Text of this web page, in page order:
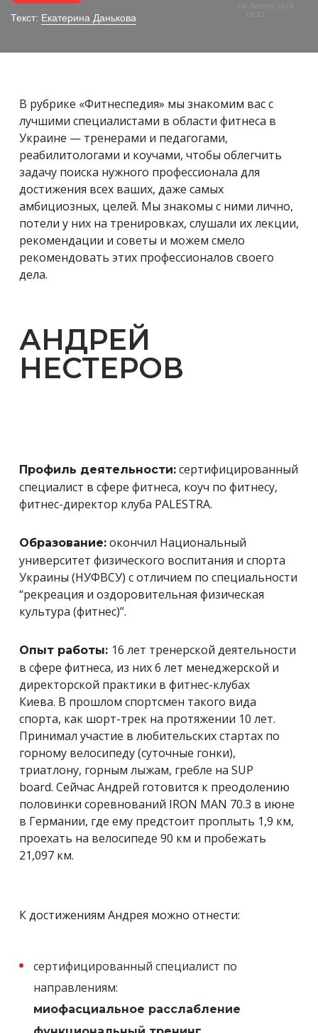
Текст: Екатерина Данькова
06 Лютого 2018
В рубрике «Фитнеспедия» мы знакомим вас с
лучшими специалистами в области фитнеса в
Украине — тренерами и педагогами,
реабилитологами и коучами, чтобы облегчить
задачу поиска нужного профессионала для
достижения всех ваших, даже самых
амбициозных, целей. Мы знакомы с ними лично,
потели у них на тренировках, слушали их лекции,
рекомендации и советы и можем смело
рекомендовать этих профессионалов своего
дела.
АНДРЕЙ
НЕСТЕРОВ
Профиль деятельности: сертифицированный
специалист в сфере фитнеса, коуч по фитнесу,
фитнес-директор клуба PALESTRA.
Образование: окончил Национальный
университет физического воспитания и спорта
Украины (НУФВСУ) с отличием по специальности
“рекреация и оздоровительная физическая
культура (фитнес)”.
Опыт работы: 16 лет тренерской деятельности
в сфере фитнеса, из них 6 лет менеджерской и
директорской практики в фитнес-клубах
Киева. В прошлом спортсмен такого вида
спорта, как шорт-трек на протяжении 10 лет.
Принимал участие в любительских стартах по
горному велосипеду (суточные гонки),
триатлону, горным лыжам, гребле на SUP
board. Сейчас Андрей готовится к преодолению
половинки соревнований IRON MAN 70.3 в июне
в Германии, где ему предстоит проплыть 1,9 км,
проехать на велосипеде 90 км и пробежать
21,097 км.
К достижениям Андрея можно отнести:
сертифицированный специалист по
направлениям:
миофасциальное расслабление